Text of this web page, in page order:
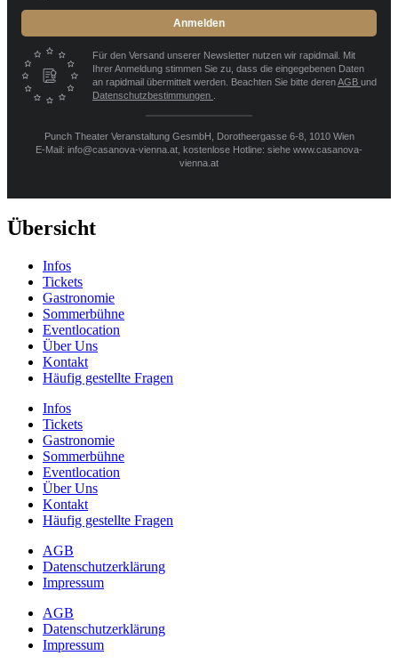
Anmelden
Für den Versand unserer Newsletter nutzen wir rapidmail. Mit
Ihrer Anmeldung stimmen Sie zu, dass die eingegebenen Daten
an rapidmail übermittelt werden. Beachten Sie bitte derenAGB und
Datenschutzbestimmungen
Punch Theater Veranstaltung GesmbH, Dorotheergasse 6-8, 1010 Wien
E-Mail: info@casanova-vienna.at, kostenlose Hotline: siehe www.casanova-
vienna.at
Übersicht
Infos
Tickets
Gastronomie
Sommerbühne
Eventlocation
Über Uns
Kontakt
Häufig gestellte Fragen
Infos
Tickets
Gastronomie
Sommerbühne
Eventlocation
Über Uns
Kontakt
Häufig gestellte Fragen
AGB
Datenschutzerklärung
Impressum
AGB
Datenschutzerklärung
Impressum